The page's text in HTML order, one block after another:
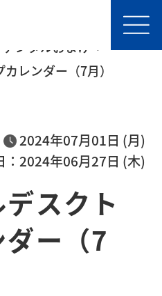
デジタルおまけ
レンダー（7月）
2024年07月01日 (月)
：2024年06月27日 (木)
スクト
ー（7